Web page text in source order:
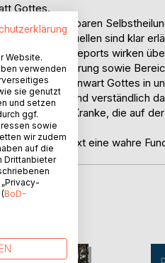
Gottes.
der kostbaren
Heilenergiequellen sind klar
Erfolgsreports wirken
Erweiterung sowie
und Gegenwart Gottes in
Schöpfung sind verständlich
Buch für Kranke, die auf
ist der Kontext eine wahre
Website.
verwenden
sie genutzt
und setzen
ggf.
sowie
wir zudem
auf die
Drittanbieter
BoD-